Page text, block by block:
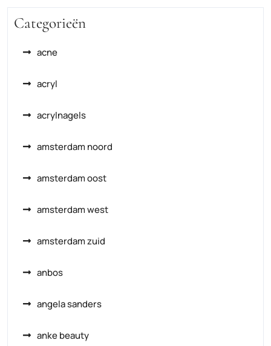
Categorieën
acne
acryl
acrylnagels
amsterdam noord
amsterdam oost
amsterdam west
amsterdam zuid
anbos
angela sanders
anke beauty